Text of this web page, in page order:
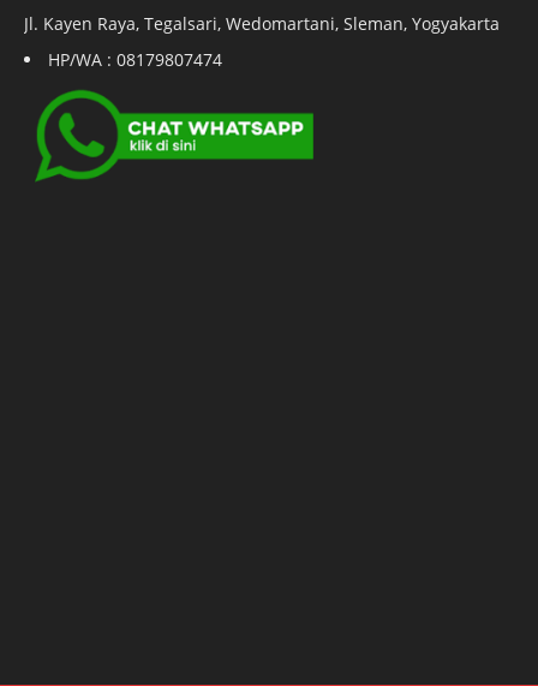
Jl. Kayen Raya, Tegalsari, Wedomartani, Sleman, Yogyakarta
HP/WA : 08179807474